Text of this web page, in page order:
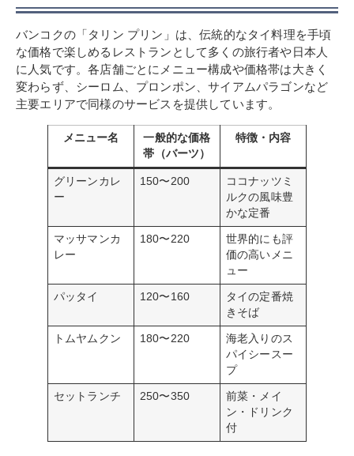
バンコクの「タリン プリン」は、伝統的なタイ料理を手頃
な価格で楽しめるレストランとして多くの旅行者や日本人
に人気です。各店舗ごとにメニュー構成や価格帯は大きく
変わらず、シーロム、プロンポン、サイアムパラゴンなど
主要エリアで同様のサービスを提供しています。
メニュー名
一般的な価格
帯（バーツ）
特徴・内容
グリーンカレ
ー
150〜200
ココナッツミ
ルクの風味豊
かな定番
マッサマンカ
レー
180〜220
世界的にも評
価の高いメニ
ュー
パッタイ 120〜160
タイの定番焼
きそば
トムヤムクン 180〜220
海老入りのス
パイシースー
プ
セットランチ 250〜350
前菜・メイ
ン・ドリンク
付